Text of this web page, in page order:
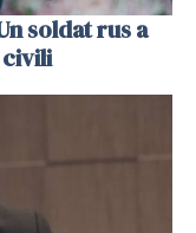
soldat rus a
civili